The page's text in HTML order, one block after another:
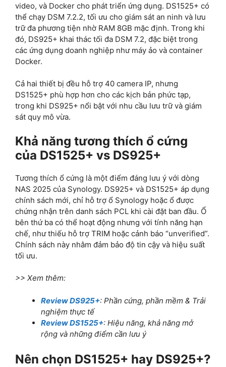
video, và Docker cho phát triển ứng dụng. DS1525+ có
thể chạy DSM 7.2.2, tối ưu cho giám sát an ninh và lưu
trữ đa phương tiện nhờ RAM 8GB mặc định. Trong khi
đó, DS925+ khai thác tối đa DSM 7.2, đặc biệt trong
các ứng dụng doanh nghiệp như máy ảo và container
Docker.
Cả hai thiết bị đều hỗ trợ 40 camera IP, nhưng
DS1525+ phù hợp hơn cho các kịch bản phức tạp,
trong khi DS925+ nổi bật với nhu cầu lưu trữ và giám
sát quy mô vừa.
Khả năng tương thích ổ cứng
của DS1525+ vs DS925+
Tương thích ổ cứng là một điểm đáng lưu ý với dòng
NAS 2025 của Synology. DS925+ và DS1525+ áp dụng
chính sách mới, chỉ hỗ trợ ổ Synology hoặc ổ được
chứng nhận trên danh sách PCL khi cài đặt ban đầu. Ổ
bên thứ ba có thể hoạt động nhưng với tính năng hạn
chế, như thiếu hỗ trợ TRIM hoặc cảnh báo “unverified”.
Chính sách này nhằm đảm bảo độ tin cậy và hiệu suất
tối ưu.
>> Xem thêm:
Review DS925+: Phần cứng, phần mềm & Trải
nghiệm thực tế
Review DS1525+: Hiệu năng, khả năng mở
rộng và những điểm cần lưu ý
Nên chọn DS1525+ hay DS925+?